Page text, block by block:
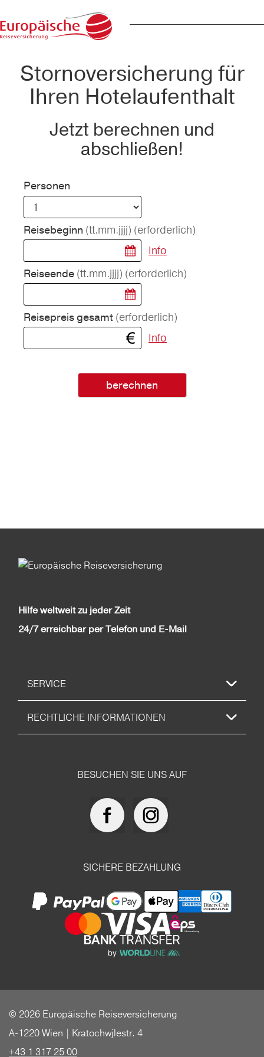
Stornoversicherung für
Ihren Hotelaufenthalt
Jetzt berechnen und
abschließen!
Personen
Reisebeginn (tt.mm.jjjj) (erforderlich)
Info
Reiseende (tt.mm.jjjj) (erforderlich)
Reisepreis gesamt (erforderlich)
Info
berechnen
Hilfe weltweit zu jeder Zeit
24/7 erreichbar per Telefon und E-Mail
SERVICE
RECHTLICHE INFORMATIONEN
BESUCHEN SIE UNS AUF
SICHERE BEZAHLUNG
© 2026 Europäische Reiseversicherung
A-1220 Wien | Kratochwjlestr. 4
+43 1 317 25 00